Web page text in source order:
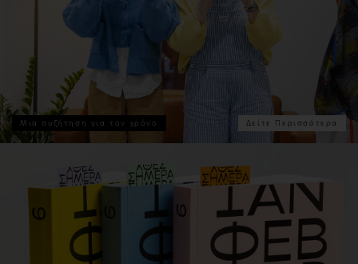
Μια συζήτηση για τον χρόνο Δείτε Περισσότερα